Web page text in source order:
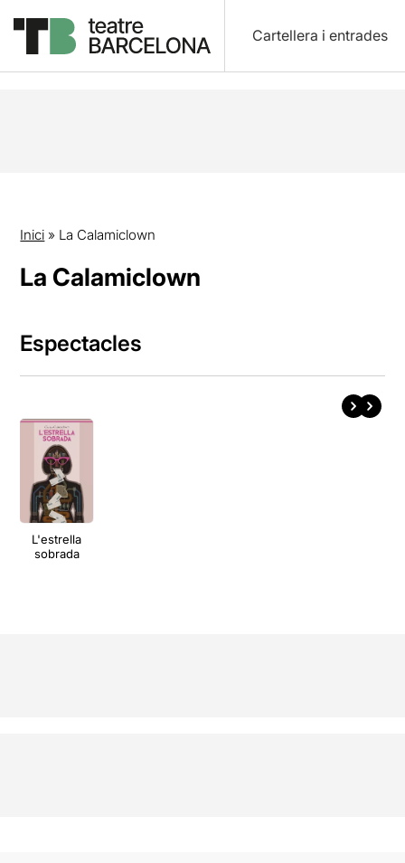
Cartellera i entrades
Inici » La Calamiclown
La Calamiclown
Espectacles
L'estrella
sobrada